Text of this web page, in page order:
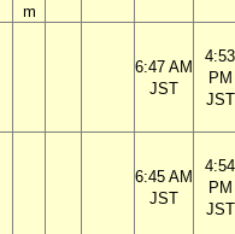
m
6:47 AM
JST
4:53
PM
JST
6:45 AM
JST
4:54
PM
JST